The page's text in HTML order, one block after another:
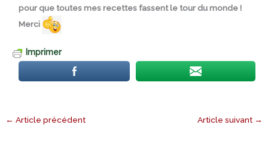
pour que toutes mes recettes fassent le tour du monde !
Merci
Imprimer
← Article précédent Article suivant →